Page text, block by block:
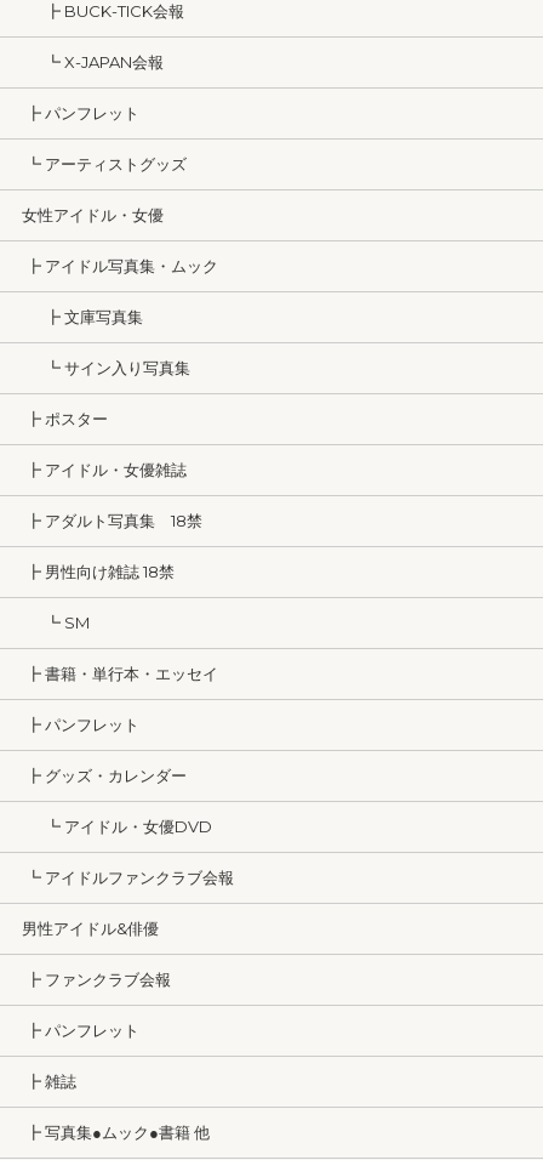
┣ BUCK-TICK会報
┗ X-JAPAN会報
┣ パンフレット
┗ アーティストグッズ
女性アイドル・女優
┣ アイドル写真集・ムック
┣ 文庫写真集
┗ サイン入り写真集
┣ ポスター
┣ アイドル・女優雑誌
┣ アダルト写真集 18禁
┣ 男性向け雑誌 18禁
┗ SM
┣ 書籍・単行本・エッセイ
┣ パンフレット
┣ グッズ・カレンダー
┗ アイドル・女優DVD
┗ アイドルファンクラブ会報
男性アイドル&俳優
┣ ファンクラブ会報
┣ パンフレット
┣ 雑誌
┣ 写真集●ムック●書籍 他